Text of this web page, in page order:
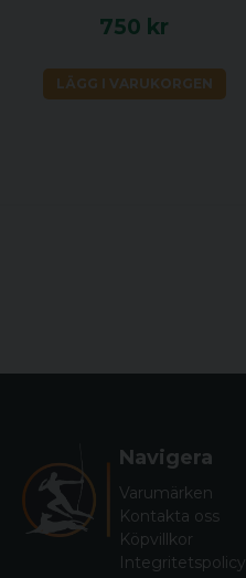
750 kr
LÄGG I VARUKORGEN
Navigera
Varumärken
Kontakta oss
Köpvillkor
Integritetspolicy